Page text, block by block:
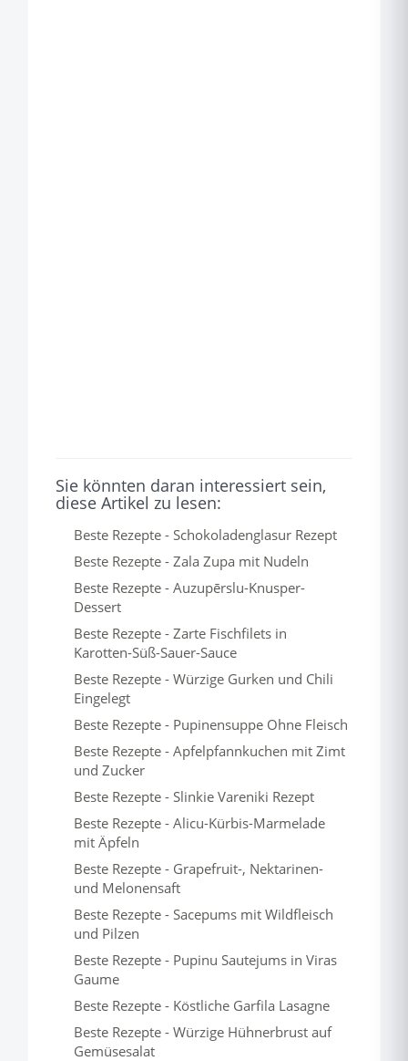
Sie könnten daran interessiert sein,
diese Artikel zu lesen:
Beste Rezepte - Schokoladenglasur Rezept
Beste Rezepte - Zala Zupa mit Nudeln
Beste Rezepte - Auzupērslu-Knusper-
Dessert
Beste Rezepte - Zarte Fischfilets in
Karotten-Süß-Sauer-Sauce
Beste Rezepte - Würzige Gurken und Chili
Eingelegt
Beste Rezepte - Pupinensuppe Ohne Fleisch
Beste Rezepte - Apfelpfannkuchen mit Zimt
und Zucker
Beste Rezepte - Slinkie Vareniki Rezept
Beste Rezepte - Alicu-Kürbis-Marmelade
mit Äpfeln
Beste Rezepte - Grapefruit-, Nektarinen-
und Melonensaft
Beste Rezepte - Sacepums mit Wildfleisch
und Pilzen
Beste Rezepte - Pupinu Sautejums in Viras
Gaume
Beste Rezepte - Köstliche Garfila Lasagne
Beste Rezepte - Würzige Hühnerbrust auf
Gemüsesalat